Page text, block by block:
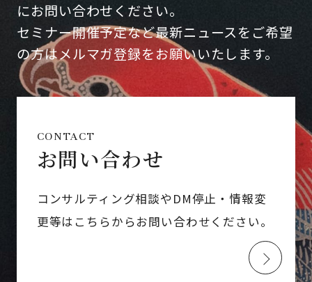
にお問い合わせください。
セミナー開催予定など最新ニュースをご希望
の方はメルマガ登録をお願いいたします。
CONTACT
お問い合わせ
コンサルティング相談やDM停止・情報変
更等はこちらからお問い合わせください。